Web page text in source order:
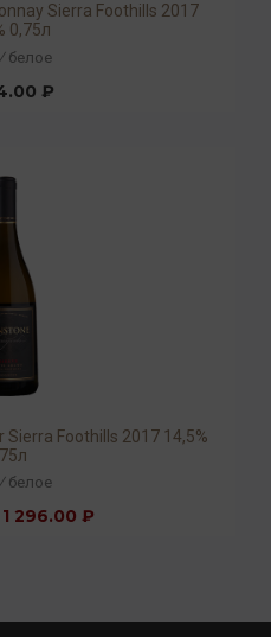
Sierra Foothills 2017
0,75л
/ белое
₽
Sierra Foothills 2017 14,5%
/ белое
1 296.00 ₽